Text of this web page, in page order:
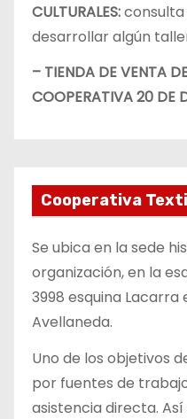
CULTURALES:
desarrollar algún
– TIENDA DE VENTA
COOPERATIVA 20 DE
Cooperativa
Se ubica en la sede
organización, en la
3998 esquina Lacarra
Avellaneda.
Uno de los objetivos
por fuentes de
asistencia directa.